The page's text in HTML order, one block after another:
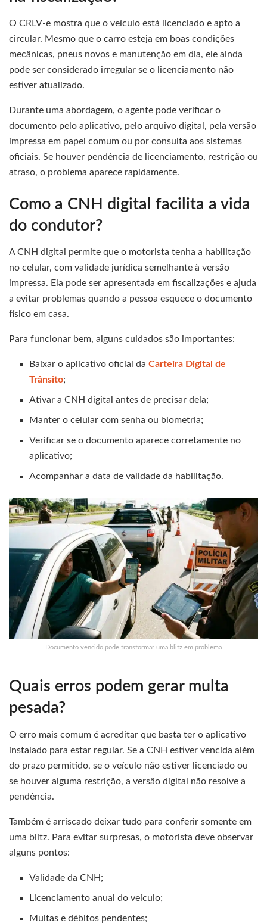
O CRLV-e mostra que o veículo está licenciado e apto a
circular. Mesmo que o carro esteja em boas condições
mecânicas, pneus novos e manutenção em dia, ele ainda
pode ser considerado irregular se o licenciamento não
estiver atualizado.
Durante uma abordagem, o agente pode verificar o
documento pelo aplicativo, pelo arquivo digital, pela versão
impressa em papel comum ou por consulta aos sistemas
oficiais. Se houver pendência de licenciamento, restrição ou
atraso, o problema aparece rapidamente.
Como a CNH digital facilita a vida
do condutor?
A CNH digital permite que o motorista tenha a habilitação
no celular, com validade jurídica semelhante à versão
impressa. Ela pode ser apresentada em fiscalizações e ajuda
a evitar problemas quando a pessoa esquece o documento
físico em casa.
Para funcionar bem, alguns cuidados são importantes:
Baixar o aplicativo oficial daCarteira Digital de
Trânsito;
Ativar a CNH digital antes de precisar dela;
Manter o celular com senha ou biometria;
Verificar se o documento aparece corretamente no
aplicativo;
Acompanhar a data de validade da habilitação.
Documento vencido pode transformar uma blitz em problema
Quais erros podem gerar multa
pesada?
O erro mais comum é acreditar que basta ter o aplicativo
instalado para estar regular. Se a CNH estiver vencida além
do prazo permitido, se o veículo não estiver licenciado ou
se houver alguma restrição, a versão digital não resolve a
pendência.
Também é arriscado deixar tudo para conferir somente em
uma blitz. Para evitar surpresas, o motorista deve observar
alguns pontos:
Validade da CNH;
Licenciamento anual do veículo;
Multas e débitos pendentes;